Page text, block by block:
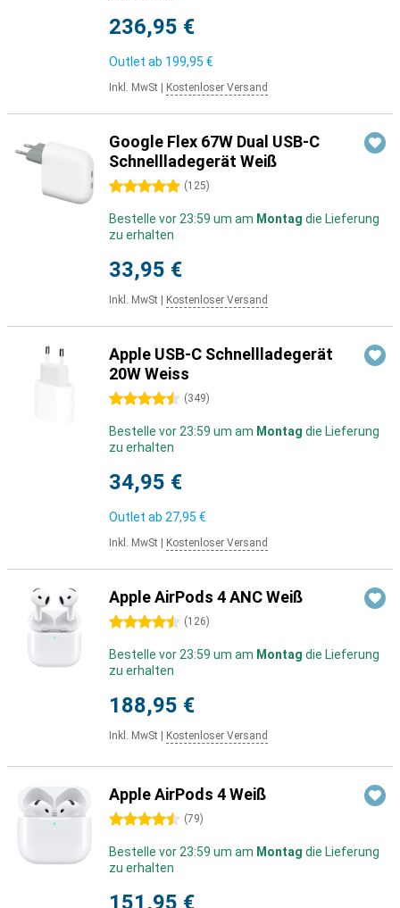
236,95 €
Outlet ab 199,95 €
Inkl. MwSt Kostenloser Versand
Google Flex 67W Dual USB-C
Schnellladegerät Weiß
5 Sterne (125)
Bestelle vor 23:59 um am Montag die Lieferung
zu erhalten
33,95 €
Inkl. MwSt Kostenloser Versand
Apple USB-C Schnellladegerät
20W Weiss
4.5 Sterne (349)
Bestelle vor 23:59 um am Montag die Lieferung
zu erhalten
34,95 €
Outlet ab 27,95 €
Inkl. MwSt Kostenloser Versand
Apple AirPods 4 ANC Weiß
4.5 Sterne (126)
Bestelle vor 23:59 um am Montag die Lieferung
zu erhalten
188,95 €
Inkl. MwSt Kostenloser Versand
Apple AirPods 4 Weiß
4.5 Sterne (79)
Bestelle vor 23:59 um am Montag die Lieferung
zu erhalten
151,95 €